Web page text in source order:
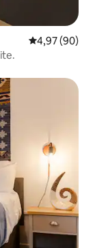
5 üzerinden
4,97 (90)